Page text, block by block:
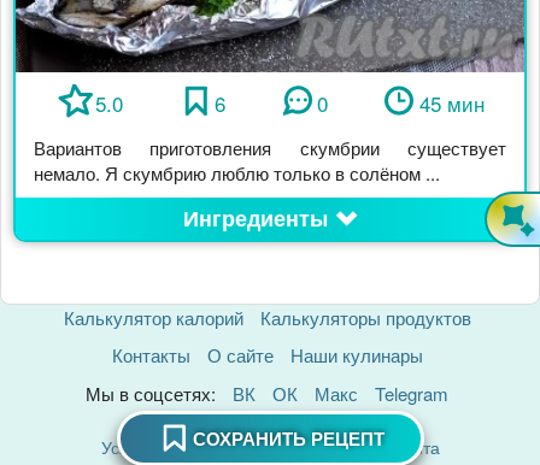
5.0 6 0 45 мин
Вариантов приготовления скумбрии существует
немало. Я скумбрию люблю только в солёном ...
Ингредиенты
Калькулятор калорий
Калькуляторы продуктов
Контакты
О сайте
Наши кулинары
Мы в соцсетях:
ВК ОК Макс Telegram
Политика Конфиденциальности
Условия использования материалов сайта
СОХРАНИТЬ РЕЦЕПТ